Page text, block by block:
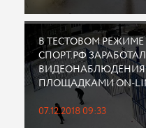
В ТЕСТОВОМ
СПОРТ.РФ
ПЛОЩАДКАМИ ON-
07.12.2018 09:33